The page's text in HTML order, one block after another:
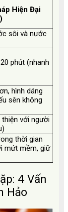
Hiện Đại
sôi và nước
phút (nhanh
hình dáng
sên không
thiện với người
thời gian
mứt mềm, giữ
4 Vấn
Hảo